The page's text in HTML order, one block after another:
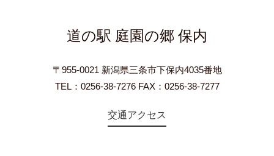
道の駅 庭園の郷 保内
〒955-0021 新潟県三条市下保内4035番地
TEL：0256-38-7276 FAX：0256-38-7277
交通アクセス